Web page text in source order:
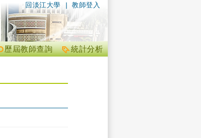
| 教師登入
回淡江大學
統計分析
歷屆教師查詢